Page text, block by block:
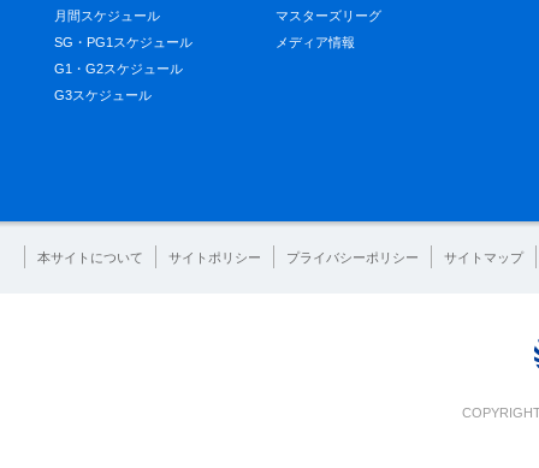
月間スケジュール
SG・PG1スケジュール
G1・G2スケジュール
G3スケジュール
マスターズリーグ
メディア情報
本サイトについて サイトポリシー プライバシーポリシー サイトマップ